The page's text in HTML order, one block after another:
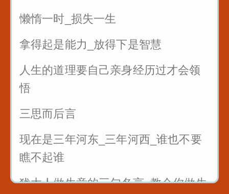
懒惰一时_损失一生
拿得起是能力_放得下是智慧
人生的道理要自己亲身经历过才会领
悟
三思而后言
现在是三年河东_三年河西_谁也不要
瞧不起谁
犹太人做生意的三句名言_教会你做生